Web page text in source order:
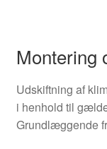
Montering
Udskiftning af
i henhold til
Grundlæggende